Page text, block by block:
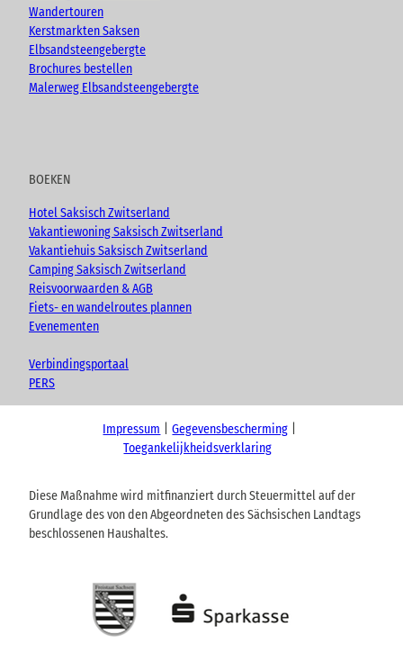
Wandertouren
Kerstmarkten Saksen
Elbsandsteengebergte
Brochures bestellen
Malerweg Elbsandsteengebergte
BOEKEN
Hotel Saksisch Zwitserland
Vakantiewoning Saksisch Zwitserland
Vakantiehuis Saksisch Zwitserland
Camping Saksisch Zwitserland
Reisvoorwaarden & AGB
Fiets- en wandelroutes plannen
Evenementen
Verbindingsportaal
PERS
Impressum
Gegevensbescherming
Toegankelijkheidsverklaring
Diese Maßnahme wird mitfinanziert durch Steuermittel auf der
Grundlage des von den Abgeordneten des Sächsischen Landtags
beschlossenen Haushaltes.